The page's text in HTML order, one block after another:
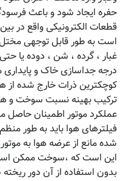
حفره ایجاد شود و باعث
قطعات الکترونیکی واقع در
است به طور قابل توجهی
غبار ، گرده ، شن ، دوده یا
درجه جداسازی خاک و پایداری
کوچکترین ذرات خارج شده از
ترکیب بهینه نسبت سوخت و
عملکرد موتور اطمینان حاصل
فیلترهای هوا باید به طور
شده مانع از عرضه هوا به
این است که ،سوخت ممکن
بدون استفاده از آن دور